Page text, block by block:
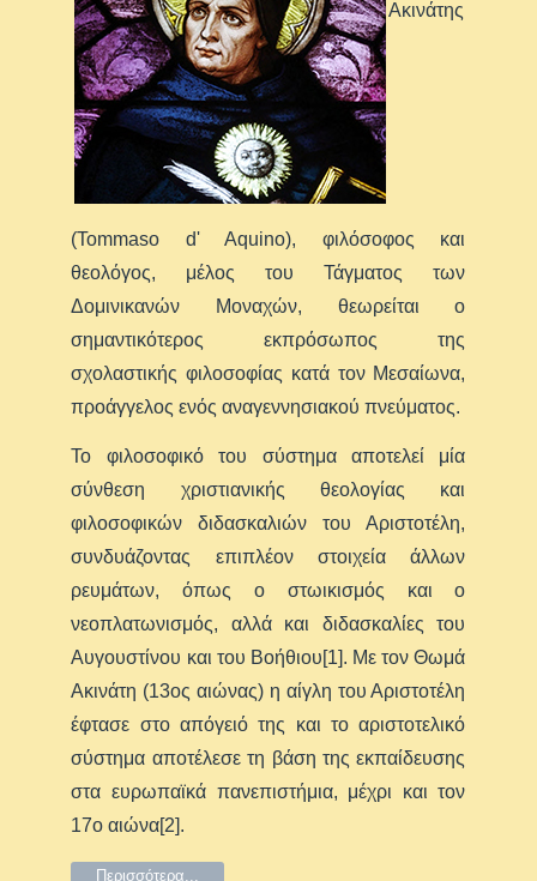
Ακινάτης
(Tommaso d' Aquino), φιλόσοφος και
θεολόγος, μέλος του Τάγματος των
Δομινικανών Μοναχών, θεωρείται ο
σημαντικότερος εκπρόσωπος της
σχολαστικής φιλοσοφίας κατά τον Μεσαίωνα,
προάγγελος ενός αναγεννησιακού πνεύματος.
Το φιλοσοφικό του σύστημα αποτελεί μία
σύνθεση χριστιανικής θεολογίας και
φιλοσοφικών διδασκαλιών του Αριστοτέλη,
συνδυάζοντας επιπλέον στοιχεία άλλων
ρευμάτων, όπως ο στωικισμός και ο
νεοπλατωνισμός, αλλά και διδασκαλίες του
Αυγουστίνου και του Βοήθιου[1]. Με τον Θωμά
Ακινάτη (13ος αιώνας) η αίγλη του Αριστοτέλη
έφτασε στο απόγειό της και το αριστοτελικό
σύστημα αποτέλεσε τη βάση της εκπαίδευσης
στα ευρωπαϊκά πανεπιστήμια, μέχρι και τον
17ο αιώνα[2].
Περισσότερα...